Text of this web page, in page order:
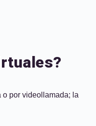
por videollamada; la